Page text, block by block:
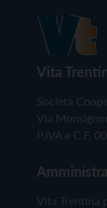
Vita
Società
Via
P.IVA e C.F.
Vita Trentina